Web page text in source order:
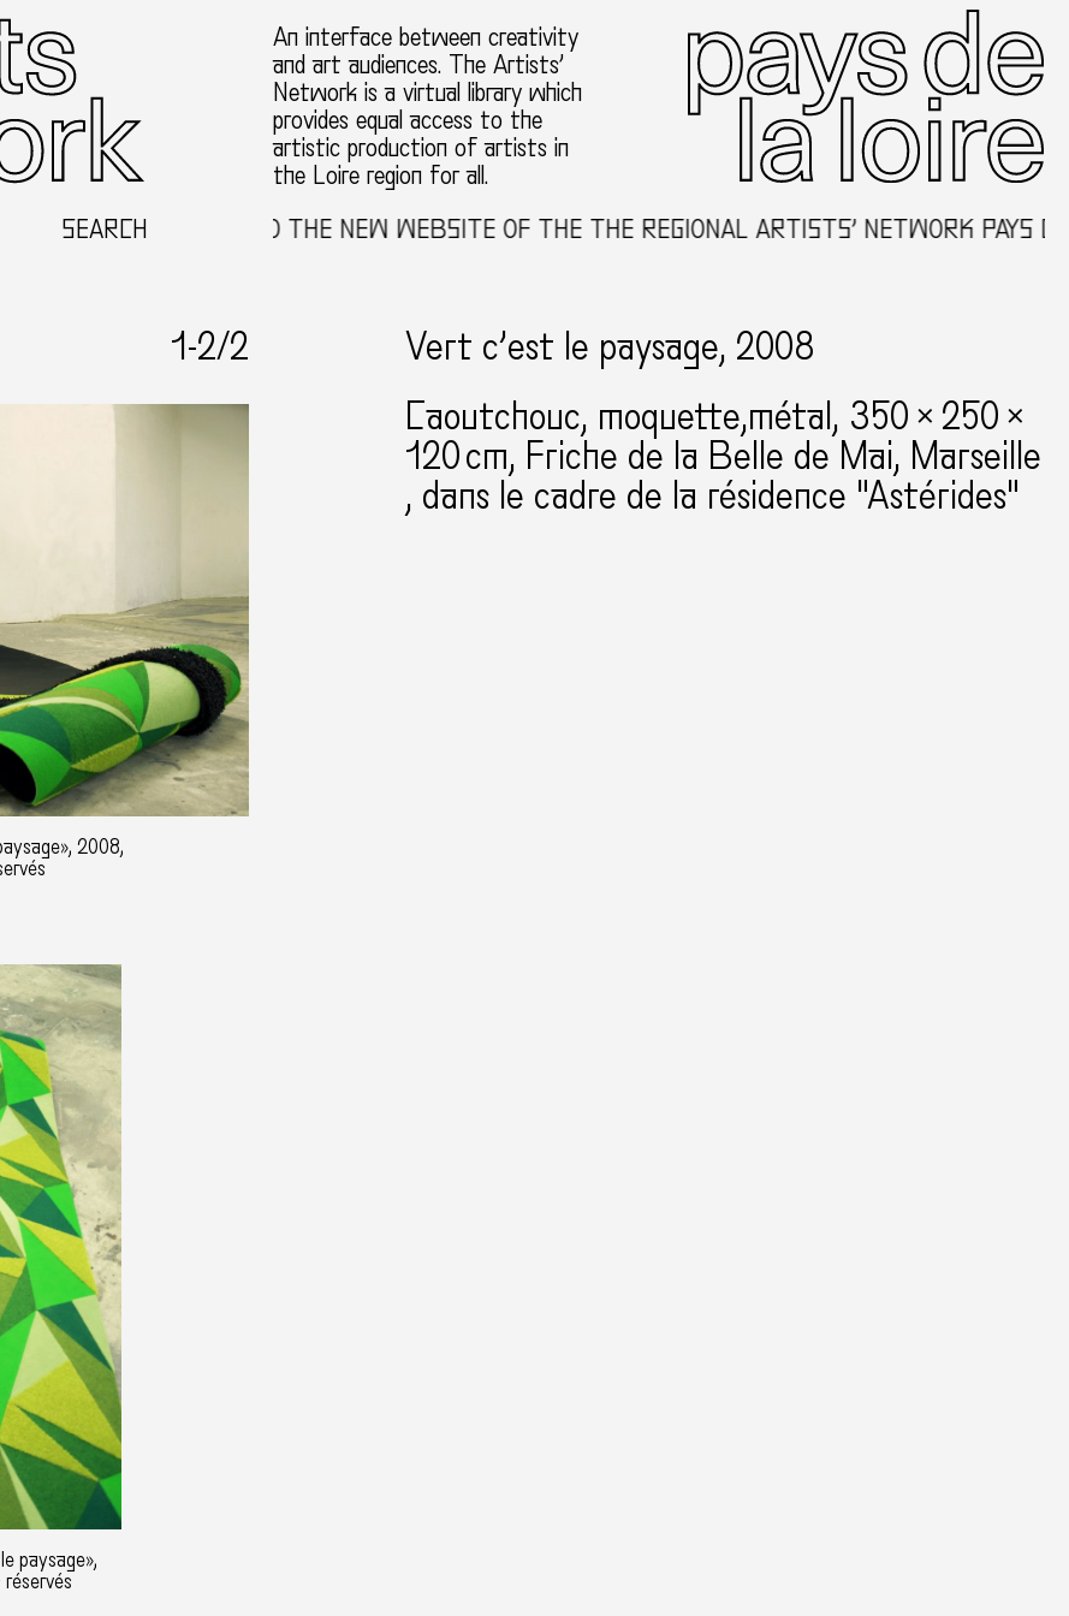
An interface between creativity
and art audiences. The Artists’
Network is a virtual library which
provides equal access to the
artistic production of artists in
the Loire region for all.
SEARCHWELCOME TO THE NEW WEBSITE OF THE THE REGIONAL ARTISTS’ NETWORK PAYS
1-2/2
2008,
paysage»,
Vert c’est le paysage, 2008
Caoutchouc, moquette,métal
350 × 250 ×
120 cm Friche de la Belle de Mai Marseille
dans le cadre de la résidence "Astérides"